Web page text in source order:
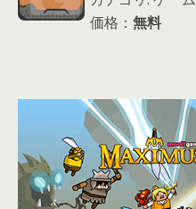
価格： 無料